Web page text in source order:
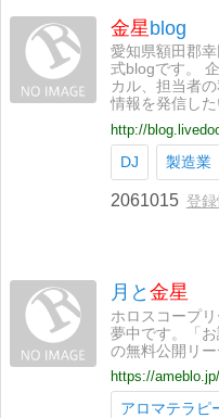
金星blog
愛知県額田郡
式blogです。
カル、担当者
情報を発信し
http://
DJ
製造業
2061015 登録
月と 金星
ホロスコープ
夢中です。「
の無料公開リー
https://
アロマテラピ